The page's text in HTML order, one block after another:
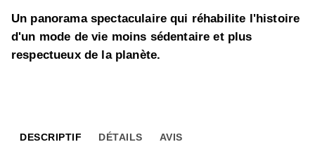
Un panorama spectaculaire qui réhabilite l'histoire
d'un mode de vie moins sédentaire et plus
respectueux de la planète.
DESCRIPTIF DÉTAILS AVIS